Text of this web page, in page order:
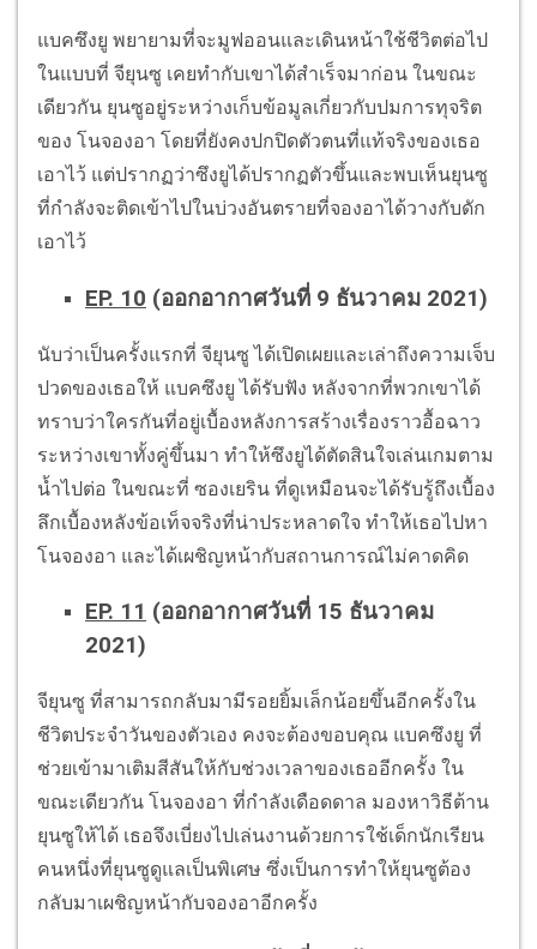
แบคซึงยู พยายามที่จะมูฟออนและเดินหน้าใช้ชีวิตต่อไป
ในแบบที่ จียุนซู เคยทำกับเขาได้สำเร็จมาก่อน ในขณะ
เดียวกัน ยุนซูอยู่ระหว่างเก็บข้อมูลเกี่ยวกับปมการทุจริต
ของ โนจองอา โดยที่ยังคงปกปิดตัวตนที่แท้จริงของเธอ
เอาไว้ แต่ปรากฏว่าซึงยูได้ปรากฏตัวขึ้นและพบเห็นยุนซู
ที่กำลังจะติดเข้าไปในบ่วงอันตรายที่จองอาได้วางกับดัก
เอาไว้
EP. 10 (ออกอากาศวันที่ 9 ธันวาคม 2021)
นับว่าเป็นครั้งแรกที่ จียุนซู ได้เปิดเผยและเล่าถึงความเจ็บ
ปวดของเธอให้ แบคซึงยู ได้รับฟัง หลังจากที่พวกเขาได้
ทราบว่าใครกันที่อยู่เบื้องหลังการสร้างเรื่องราวอื้อฉาว
ระหว่างเขาทั้งคู่ขึ้นมา ทำให้ซึงยูได้ตัดสินใจเล่นเกมตาม
น้ำไปต่อ ในขณะที่ ซองเยริน ที่ดูเหมือนจะได้รับรู้ถึงเบื้อง
ลึกเบื้องหลังข้อเท็จจริงที่น่าประหลาดใจ ทำให้เธอไปหา
โนจองอา และได้เผชิญหน้ากับสถานการณ์ไม่คาดคิด
EP. 11 (ออกอากาศวันที่ 15 ธันวาคม
2021)
จียุนซู ที่สามารถกลับมามีรอยยิ้มเล็กน้อยขึ้นอีกครั้งใน
ชีวิตประจำวันของตัวเอง คงจะต้องขอบคุณ แบคซึงยู ที่
ช่วยเข้ามาเติมสีสันให้กับช่วงเวลาของเธออีกครั้ง ใน
ขณะเดียวกัน โนจองอา ที่กำลังเดือดดาล มองหาวิธีต้าน
ยุนซูให้ได้ เธอจึงเบี่ยงไปเล่นงานด้วยการใช้เด็กนักเรียน
คนหนึ่งที่ยุนซูดูแลเป็นพิเศษ ซึ่งเป็นการทำให้ยุนซูต้อง
กลับมาเผชิญหน้ากับจองอาอีกครั้ง